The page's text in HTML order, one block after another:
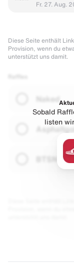
Fr. 27. Aug.
Diese Seite enthält
Provision, wenn du
unterstützt uns damit.
Naked
Sobald
listen